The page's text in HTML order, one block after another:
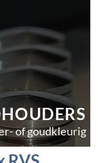
of goudkleurig